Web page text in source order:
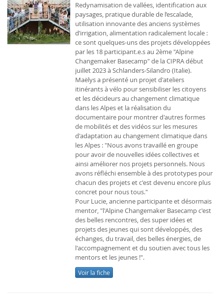
Redynamisation de vallées, identification aux
paysages, pratique durable de l’escalade,
utilisation innovante des anciens systèmes
d’irrigation, alimentation radicalement locale :
ce sont quelques-uns des projets développées
par les 18 participant.e.s au 2ème "Alpine
Changemaker Basecamp" de la CIPRA début
juillet 2023 à Schlanders-Silandro (Italie).
Maëlys a présenté un projet d'ateliers
itinérants à vélo pour sensibiliser les citoyens
et les décideurs au changement climatique
dans les Alpes et la réalisation du
documentaire pour montrer d'autres formes
de mobilités et des vidéos sur les mesures
d'adaptation au changement climatique dans
les Alpes : "Nous avons travaillé en groupe
pour avoir de nouvelles idées collectives et
ainsi améliorer nos projets personnels. Nous
avons réfléchi ensemble à des prototypes pour
chacun des projets et c'est devenu encore plus
concret pour nous tous."
Pour Lucie, ancienne participante et désormais
mentor, "l'Alpine Changemaker Basecamp c'est
des belles rencontres, des super idées et
projets des jeunes qui sont développés, des
échanges, du travail, des belles énergies, de
l'accompagnement et du soutien avec tous les
mentors et les jeunes !".
Voir la fiche